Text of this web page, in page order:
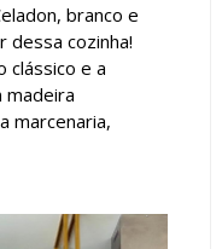
branco e
cozinha!
clássico e a
madeira
marcenaria,